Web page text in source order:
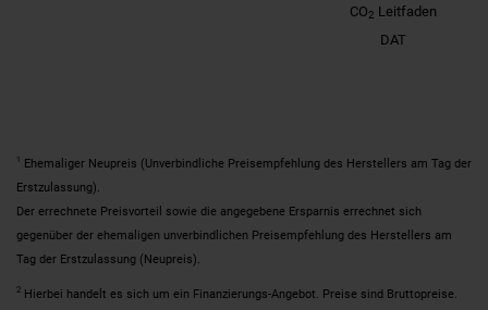
CO2 Leitfaden
DAT
1 Ehemaliger Neupreis (Unverbindliche Preisempfehlung des Herstellers am Tag der
Erstzulassung).
Der errechnete Preisvorteil sowie die angegebene Ersparnis errechnet sich
gegenüber der ehemaligen unverbindlichen Preisempfehlung des Herstellers am
Tag der Erstzulassung (Neupreis).
2 Hierbei handelt es sich um ein Finanzierungs-Angebot. Preise sind Bruttopreise.